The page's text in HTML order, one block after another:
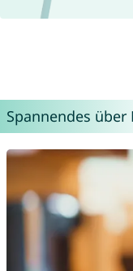
Spannendes über